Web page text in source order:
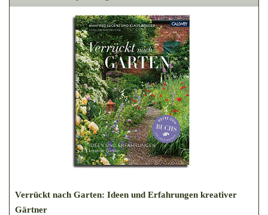
Verrückt nach Garten: Ideen und Erfahrungen kreativer
Gärtner